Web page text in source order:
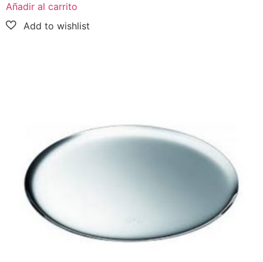
Añadir al carrito